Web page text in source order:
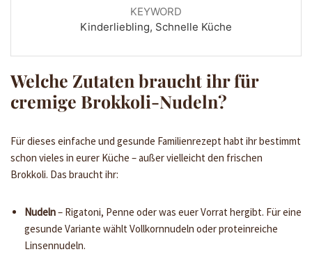
KEYWORD
Kinderliebling, Schnelle Küche
Welche Zutaten braucht ihr für
cremige Brokkoli-Nudeln?
Für dieses einfache und gesunde Familienrezept habt ihr bestimmt
schon vieles in eurer Küche – außer vielleicht den frischen
Brokkoli. Das braucht ihr:
Nudeln– Rigatoni, Penne oder was euer Vorrat hergibt. Für eine
gesunde Variante wählt Vollkornnudeln oder proteinreiche
Linsennudeln.